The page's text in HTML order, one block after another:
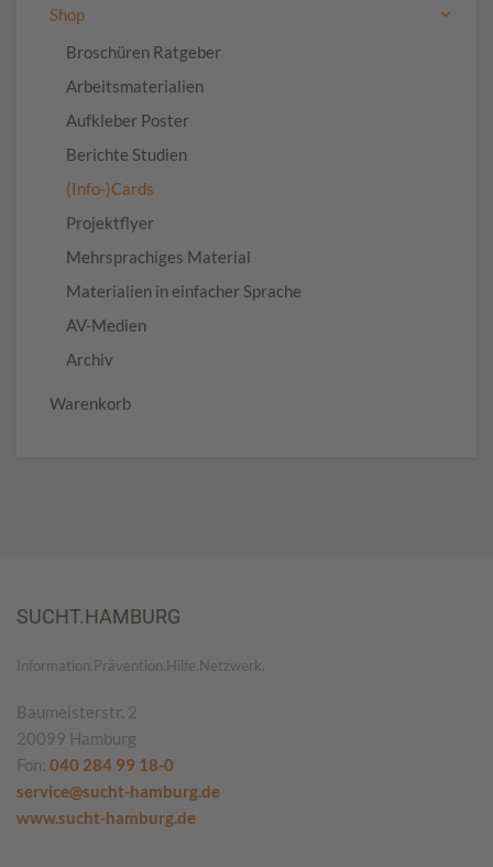
Shop
Broschüren Ratgeber
Arbeitsmaterialien
Aufkleber Poster
Berichte Studien
(Info-)Cards
Projektflyer
Mehrsprachiges Material
Materialien in einfacher Sprache
AV-Medien
Archiv
Warenkorb
SUCHT.HAMBURG
Information.Prävention.Hilfe.Netzwerk.
Baumeisterstr. 2
20099 Hamburg
Fon: 040 284 99 18-0
service@sucht-hamburg.de
www.sucht-hamburg.de